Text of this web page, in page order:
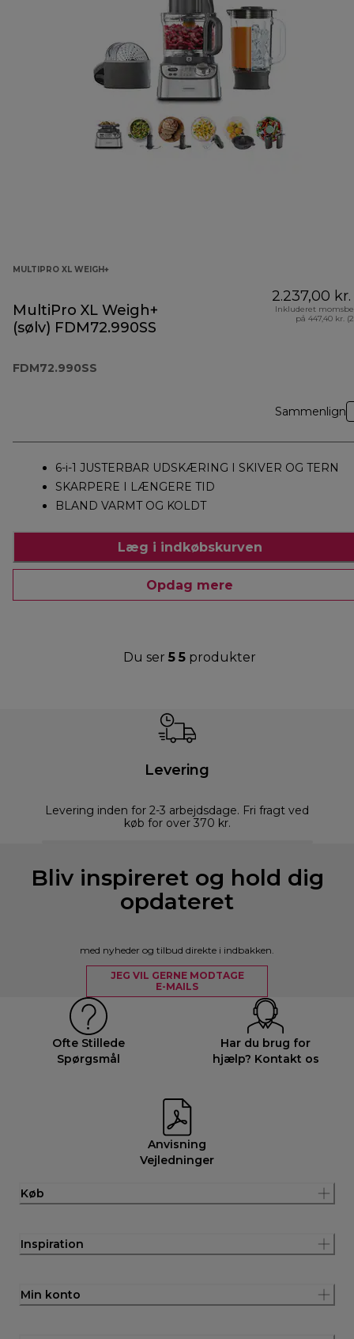
MULTIPRO XL WEIGH+
MultiPro XL Weigh+
(sølv) FDM72.990SS
FDM72.990SS
2.237,00 kr.
Inkluderet
på 447,40 kr.
Sammenlign
6-i-1 JUSTERBAR UDSKÆRING I SKIVER OG TERN
SKARPERE I LÆNGERE TID
BLAND VARMT OG KOLDT
Læg i indkøbskurven
Opdag mere
Du ser 5 5 produkter
Levering
Levering inden for 2-3 arbejdsdage. Fri fragt ved
køb for over 370 kr.
Bliv inspireret og hold dig
opdateret
med nyheder og tilbud direkte i indbakken.
JEG VIL GERNE MODTAGE
E-MAILS
Ofte Stillede
Spørgsmål
Har du brug for
hjælp? Kontakt os
Anvisning
Vejledninger
Køb
Inspiration
Min konto